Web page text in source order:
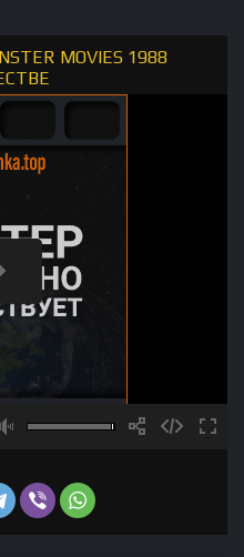
MOVIES 1988